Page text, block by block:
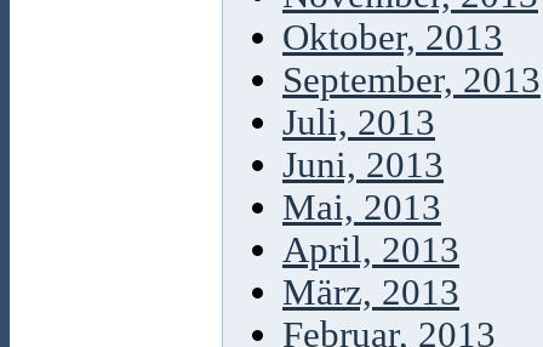
Oktober, 2013
September, 2013
Juli, 2013
Juni, 2013
Mai, 2013
April, 2013
März, 2013
Februar, 2013